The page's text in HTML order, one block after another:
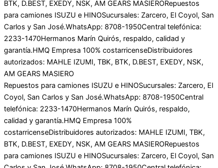
BTK, D.BEST, EXEDY, NSK, AM GEARS MASIERORepuestos
para camiones ISUZU e HINOSucursales: Zarcero, El Coyol, San
Carlos y San José.WhatsApp: 8708-1950Central telefónica:
2233-1470Hermanos Marín Quirós, respaldo, calidad y
garantía.HMQ Empresa 100% costarricenseDistribuidores
autorizados: MAHLE IZUMI, TBK, BTK, D.BEST, EXEDY, NSK,
AM GEARS MASIERO
Repuestos para camiones ISUZU e HINOSucursales: Zarcero, El
Coyol, San Carlos y San José.WhatsApp: 8708-1950Central
telefónica: 2233-1470Hermanos Marín Quirós, respaldo,
calidad y garantía.HMQ Empresa 100%
costarricenseDistribuidores autorizados: MAHLE IZUMI, TBK,
BTK, D.BEST, EXEDY, NSK, AM GEARS MASIERORepuestos
para camiones ISUZU e HINOSucursales: Zarcero, El Coyol, San